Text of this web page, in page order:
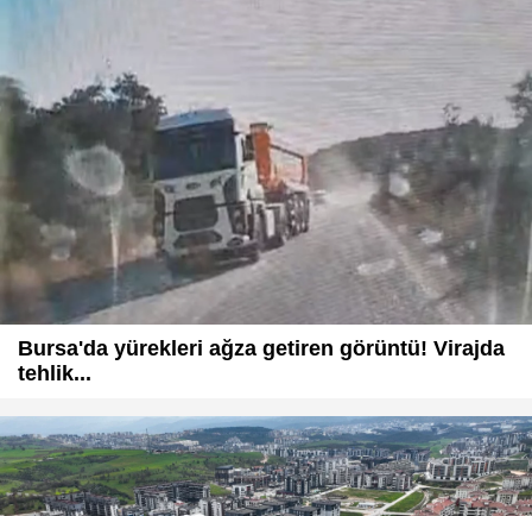
Bursa'da yürekleri ağza getiren görüntü! Virajda
tehlik...